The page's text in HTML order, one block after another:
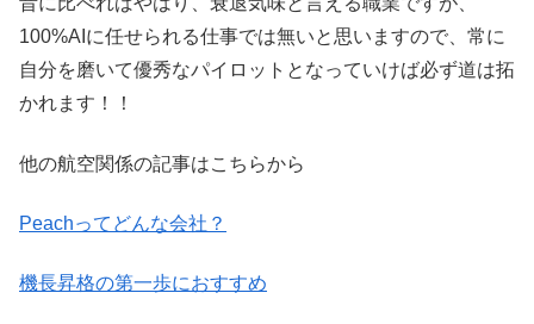
100%AIに任せられる仕事では無いと思いますので、常に
自分を磨いて優秀なパイロットとなっていけば必ず道は拓
かれます！！
他の航空関係の記事はこちらから
Peachってどんな会社？
機長昇格の第一歩におすすめ